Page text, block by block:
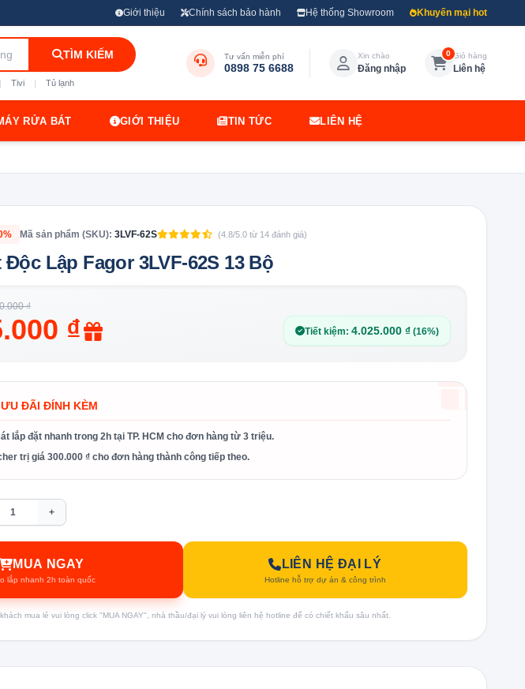
Giới thiệu Chính sách bảo hành Hệ thống Showroom Khuyến mại hot
TÌM KIẾM
| Tivi | Tủ lạnh
Tư vấn miễn phí
0898 75 6688
Xin chào
Đăng nhập
0 Giỏ hàng
Liên hệ
RỬA BÁT GIỚI THIỆU TIN TỨC LIÊN HỆ
Mã sản phẩm (SKU):3LVF-62S (4.8/5.0 từ 14 đánh giá)
Lập Fagor 3LVF-62S 13 Bộ
₫
₫ Tiết kiệm: 4.025.000 ₫(16%)
ĐÃI ĐÍNH KÈM
lắp đặt nhanh trong 2h tại TP. HCM cho đơn hàng từ 3 triệu.
trị giá 300.000 ₫ cho đơn hàng thành công tiếp theo.
+
MUA NGAY
lắp nhanh 2h toàn quốc
LIÊN HỆ ĐẠI LÝ
Hotline hỗ trợ dự án & công trình
mua lẻ vui lòng click "MUA NGAY", nhà thầu/đại lý vui lòng liên hệ hotline để có chiết khấu sâu nhất.